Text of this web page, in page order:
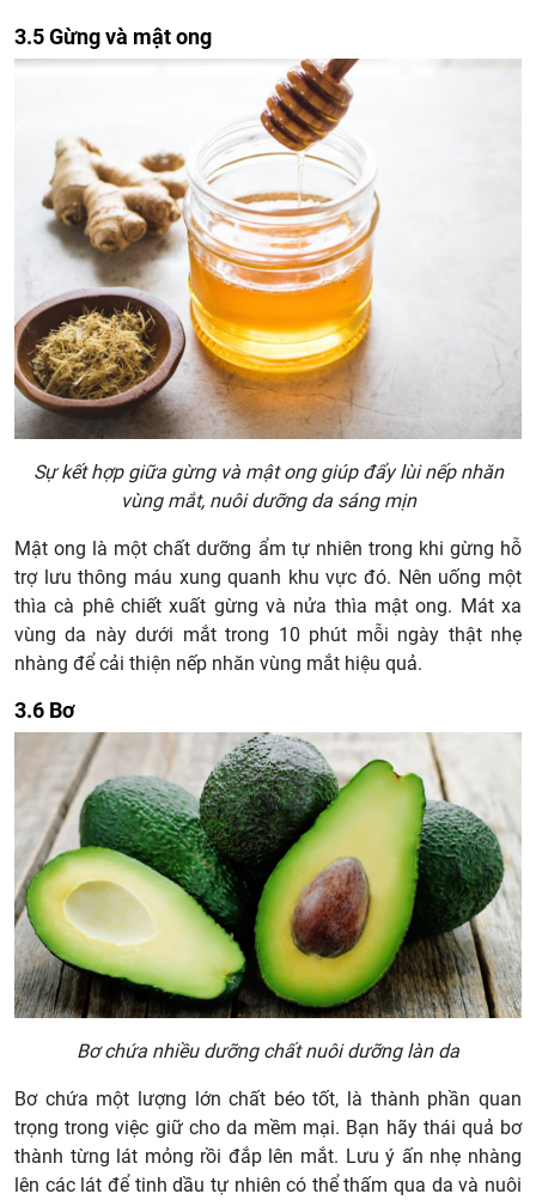
3.5 Gừng và mật ong
Sự kết hợp giữa gừng và mật ong giúp đẩy lùi nếp nhăn
vùng mắt, nuôi dưỡng da sáng mịn
Mật ong là một chất dưỡng ẩm tự nhiên trong khi gừng hỗ
trợ lưu thông máu xung quanh khu vực đó. Nên uống một
thìa cà phê chiết xuất gừng và nửa thìa mật ong. Mát xa
vùng da này dưới mắt trong 10 phút mỗi ngày thật nhẹ
nhàng để cải thiện nếp nhăn vùng mắt hiệu quả.
3.6 Bơ
Bơ chứa nhiều dưỡng chất nuôi dưỡng làn da
Bơ chứa một lượng lớn chất béo tốt, là thành phần quan
trọng trong việc giữ cho da mềm mại. Bạn hãy thái quả bơ
thành từng lát mỏng rồi đắp lên mắt. Lưu ý ấn nhẹ nhàng
lên các lát để tinh dầu tự nhiên có thể thấm qua da và nuôi